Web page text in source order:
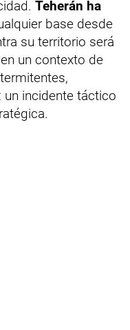
Teherán ha
base desde
su territorio será
un contexto de
un incidente táctico